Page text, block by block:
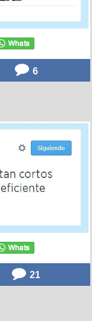
6
21